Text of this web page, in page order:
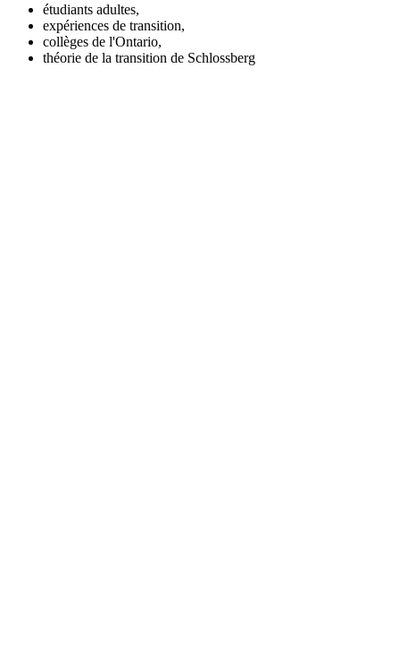
étudiants adultes,
expériences de transition,
collèges de l'Ontario,
théorie de la transition de Schlossberg